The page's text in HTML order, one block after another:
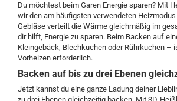
Du möchtest beim Garen Energie sparen? Mit
wir den am häufigsten verwendeten
Gebläse verteilt die Wärme gleichmäßig im
dir hilft, Energie zu sparen. Beim Backen auf
Kleingebäck, Blechkuchen oder Rührkuchen –
Vorheizen erforderlich.
Backen auf bis zu drei Ebenen
Jetzt kannst du eine ganze Ladung deiner